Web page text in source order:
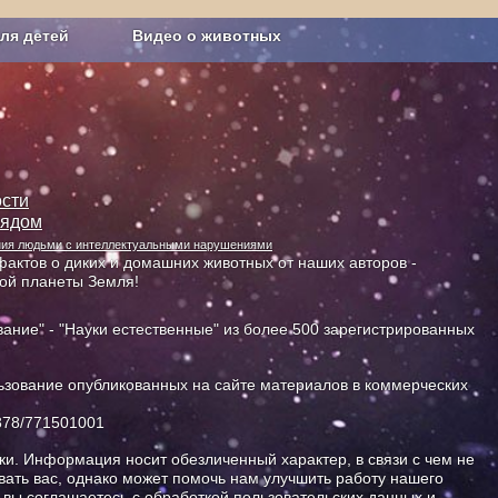
детей Видео о животных
Сельское хозяйство
людьми с интеллектуальными нарушениями
о диких и домашних животных от наших авторов -
планеты Земля!
- "Науки естественные" из более 500 зарегистрированных
опубликованных на сайте материалов в коммерческих
771501001
Информация носит обезличенный характер, в связи с чем не
вас, однако может помочь нам улучшить работу нашего